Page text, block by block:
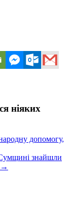
ніяких
допомогу,
знайшли
→